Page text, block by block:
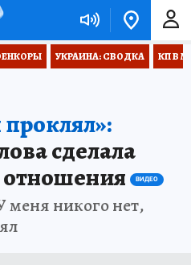
УКРАИНА: СВОДКА КП В
сделала
отношения
ВИДЕО
меня никого нет,